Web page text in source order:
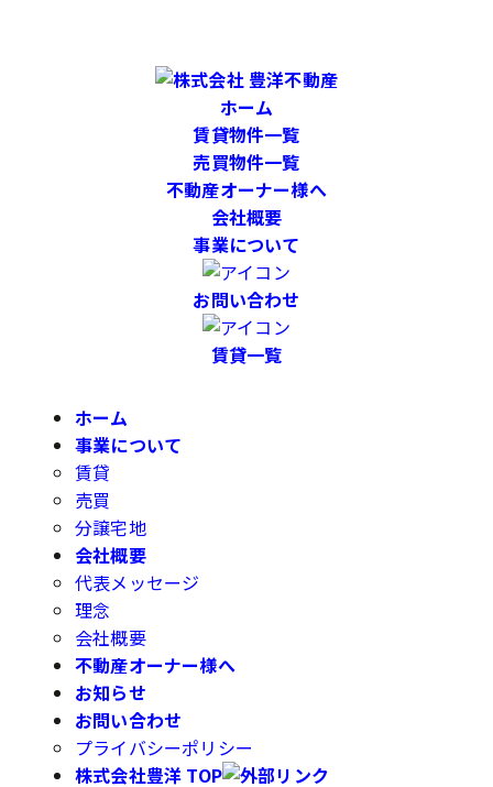
ホーム
賃貸物件一覧
売買物件一覧
不動産オーナー様へ
会社概要
事業について
お問い合わせ
賃貸一覧
ホーム
事業について
賃貸
売買
分譲宅地
会社概要
代表メッセージ
理念
会社概要
不動産オーナー様へ
お知らせ
お問い合わせ
プライバシーポリシー
株式会社豊洋 TOP